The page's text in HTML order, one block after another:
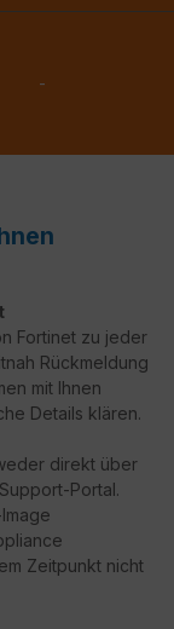
-
Fortinet zu jeder
Rückmeldung
mit Ihnen
Details klären.
direkt über
Portal.
Zeitpunkt nicht